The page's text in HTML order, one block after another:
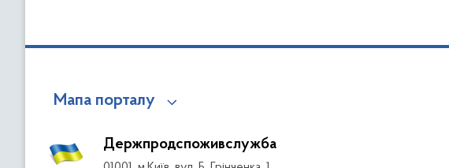
Мапа порталу
Держпродспоживслужба